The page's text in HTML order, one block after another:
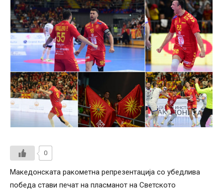
0
Македонската ракометна репрезентација со убедлива
победа стави печат на пласманот на Светското